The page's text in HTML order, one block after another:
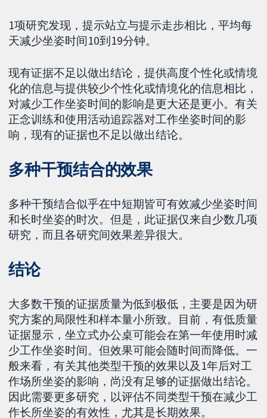
1项研究发现，提示站立与提示走步相比，平均每
天减少坐姿时间10到19分钟。
现有证据不足以做出结论，提供高度个性化或情境
化的信息与提供较少个性化或情境化的信息相比，
对减少工作坐姿时间的影响是更大还是更小。有关
正念训练和使用活动追踪器对工作坐姿时间的影
响，现有的证据也不足以做出结论。
多种干预结合的效果
多种干预结合似乎在中短期皆可有效减少坐姿时间
和长时坐姿的时次。但是，此证据仅来自少数几项
研究，而且各研究间效果差异很大。
结论
大多数干预的证据质量为低到极低，主要是因为研
究方案的局限性和样本量小所致。目前，有低质量
证据显示，坐立式办公桌可能会在第一年使用时减
少工作坐姿时间。但效果可能会随时间而降低。一
般来看，有关其他类型干预的效果以及1年后对工
作场所坐姿的影响，尚没有足够的证据做出结论。
因此需要更多研究，以评估不同类型干预在减少工
作长所坐姿的有效性，尤其是长期效果。